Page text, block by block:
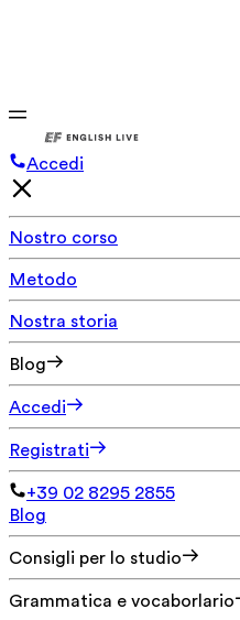
Accedi
Nostro corso
Metodo
Nostra storia
Blog
Accedi
Registrati
+39 02 8295 2855
Blog
Consigli per lo studio
Grammatica e vocaborlario